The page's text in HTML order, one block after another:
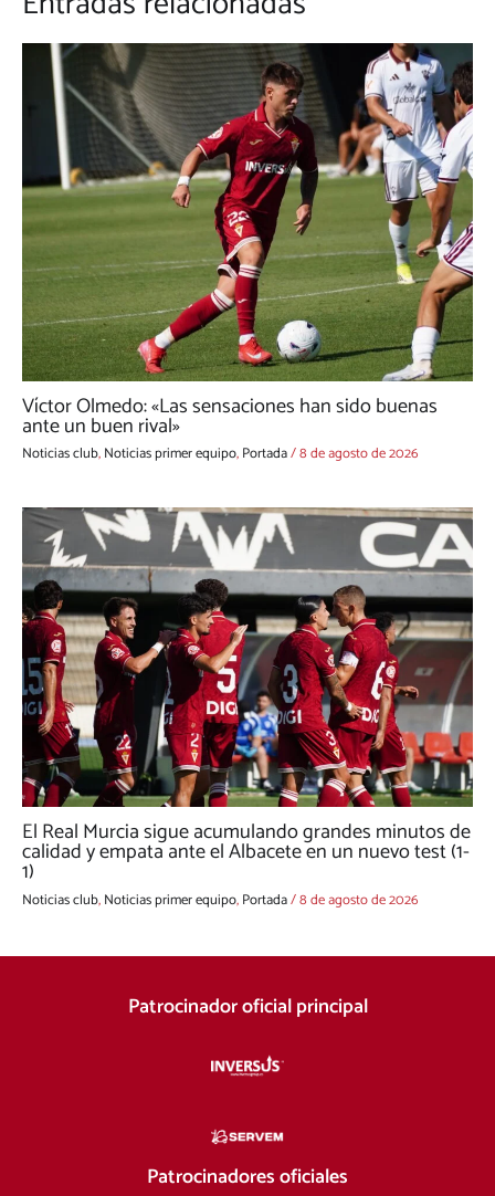
Víctor Olmedo: «Las sensaciones han sido buenas
ante un buen rival»
Noticias club,Noticias primer equipo,Portada/8 de agosto de 2026
El Real Murcia sigue acumulando grandes minutos de
calidad y empata ante el Albacete en un nuevo test (1-
1)
Noticias club,Noticias primer equipo,Portada/8 de agosto de 2026
Patrocinador oficial principal
Patrocinadores oficiales